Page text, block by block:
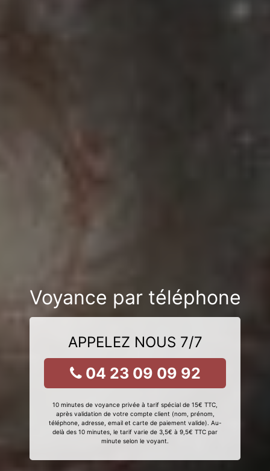
Voyance par téléphone
APPELEZ NOUS 7/7
04 23 09 09 92
10 minutes de voyance privée à tarif spécial de 15€ TTC,
après validation de votre compte client (nom, prénom,
téléphone, adresse, email et carte de paiement valide). Au-
delà des 10 minutes, le tarif varie de 3,5€ à 9,5€ TTC par
minute selon le voyant.